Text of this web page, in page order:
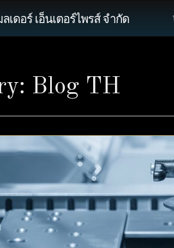
เดอร์ เอ็นเตอร์ไพรส์ จำกัด
Blog TH